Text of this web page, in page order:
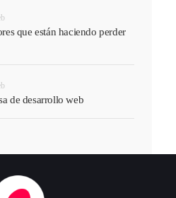
que están haciendo perder
de desarrollo web